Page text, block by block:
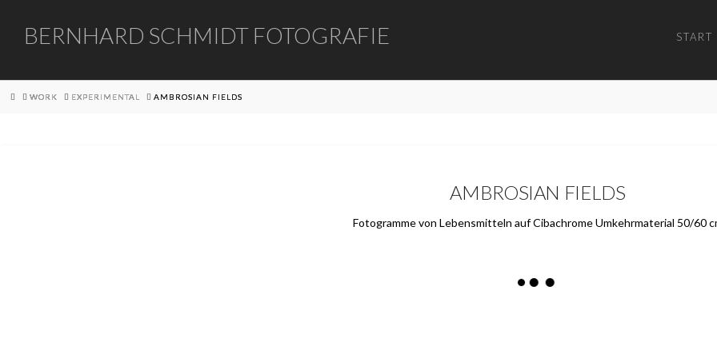
BERNHARD
SCHMIDT
BERNHARD SCHMIDT FOTOGRAFIE START
HOME
WORK EXPERIMENTAL AMBROSIAN FIELDS
AMBROSIAN FIELDS
Fotogramme von Lebensmitteln auf Cibachrome Umkehrmaterial 50/60